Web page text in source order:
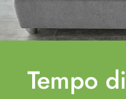
Tempo di